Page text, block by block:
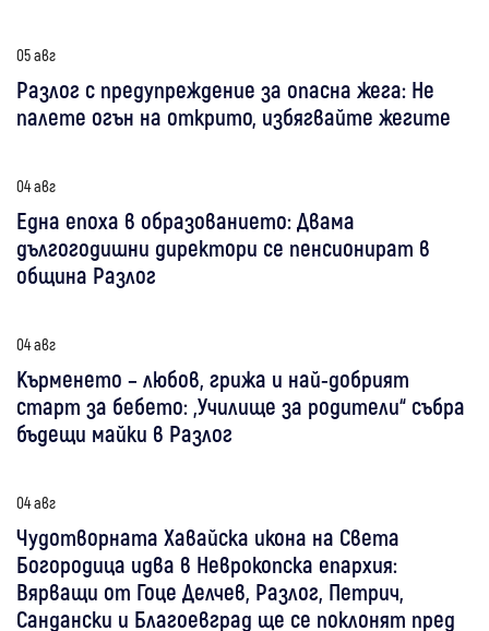
05 авг
Разлог с предупреждение за опасна жега: Не
палете огън на открито, избягвайте жегите
04 авг
Една епоха в образованието: Двама
дългогодишни директори се пенсионират в
община Разлог
04 авг
Кърменето – любов, грижа и най-добрият
старт за бебето: „Училище за родители“ събра
бъдещи майки в Разлог
04 авг
Чудотворната Хавайска икона на Света
Богородица идва в Неврокопска епархия:
Вярващи от Гоце Делчев, Разлог, Петрич,
Сандански и Благоевград ще се поклонят пред